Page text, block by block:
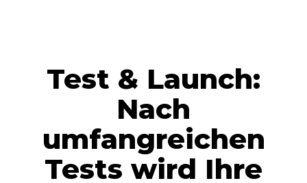
Test & Launch:
Nach
umfangreichen
Tests wird Ihre